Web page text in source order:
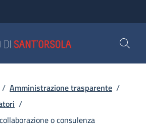
/ Amministrazione trasparente /
/
o consulenza